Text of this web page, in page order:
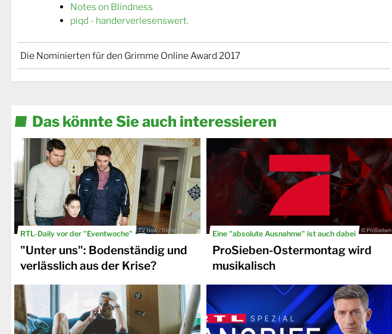
Notes on Blindness
piqd - handerverlesenswert.
Die Nominierten für den Grimme Online Award 2017
Das könnte Sie auch interessieren
RTL-Daily vor der "Eventwoche" © TV Now / Stefan Behrens
"Unter uns": Bodenständig und
verlässlich aus der Krise?
Eine "absolute Ausnahme" ist auch dabei © ProSieben
ProSieben-Ostermontag wird
musikalisch